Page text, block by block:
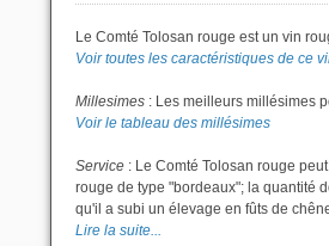
Le Comté Tolosan rouge est un vin
Voir toutes les caractéristiques de ce
Millesimes : Les meilleurs millésimes
Voir le tableau des millésimes
Service : Le Comté Tolosan rouge
rouge de type "bordeaux"; la quantité
qu'il a subi un élevage en fûts de
Lire la suite...